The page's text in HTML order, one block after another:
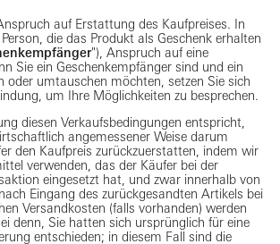
auf Erstattung des Kaufpreises. In
die das Produkt als Geschenk erhalten
"), Anspruch auf eine
Sie ein Geschenkempfänger sind und ein
oder umtauschen möchten, setzen Sie sich
um Ihre Möglichkeiten zu besprechen.
diesen Verkaufsbedingungen entspricht,
angemessener Weise darum
den Kaufpreis zurückzuerstatten, indem wir
verwenden, das der Käufer bei der
eingesetzt hat, und zwar innerhalb von
Eingang des zurückgesandten Artikels bei
Versandkosten (falls vorhanden) werden
denn, Sie hatten sich ursprünglich für eine
entschieden; in diesem Fall sind die